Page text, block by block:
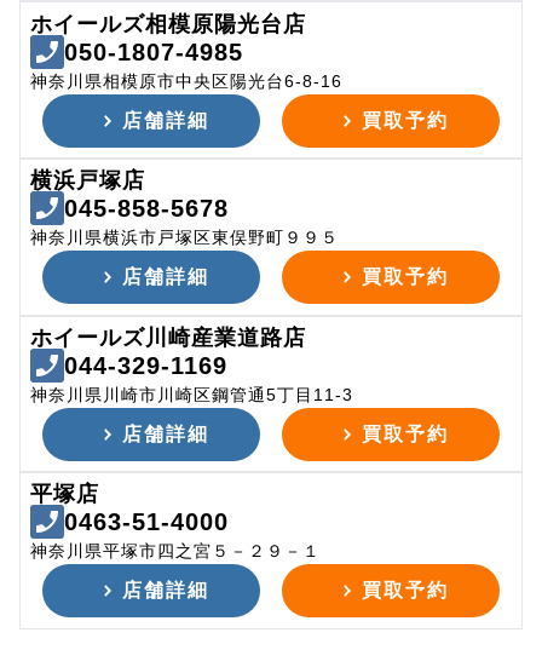
ホイールズ相模原陽光台店
050-1807-4985
神奈川県相模原市中央区陽光台6-8-16
店舗詳細 買取予約
横浜戸塚店
045-858-5678
神奈川県横浜市戸塚区東俣野町９９５
店舗詳細 買取予約
ホイールズ川崎産業道路店
044-329-1169
神奈川県川崎市川崎区鋼管通5丁目11-3
店舗詳細 買取予約
平塚店
0463-51-4000
神奈川県平塚市四之宮５－２９－１
店舗詳細 買取予約